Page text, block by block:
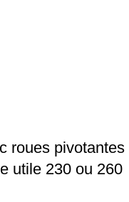
roues pivotantes
utile 230 ou 260